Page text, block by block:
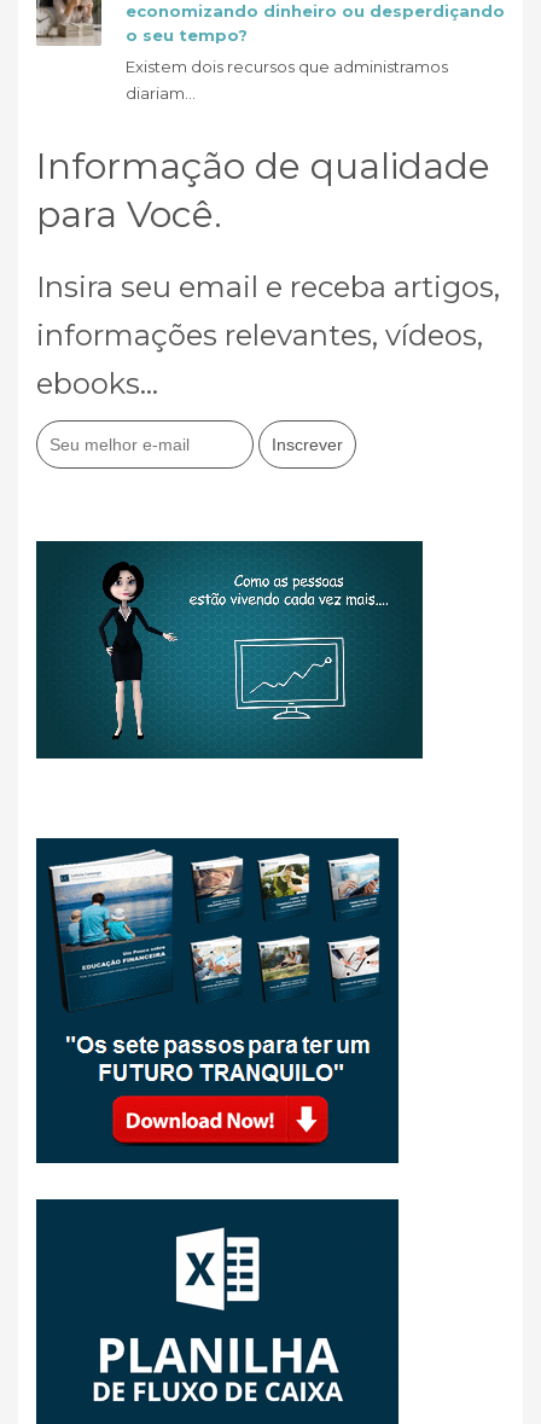
economizando dinheiro ou desperdiçando
o seu tempo?
Existem dois recursos que administramos
diariam...
Informação de qualidade
para Você.
Insira seu email e receba artigos,
informações relevantes, vídeos,
ebooks...